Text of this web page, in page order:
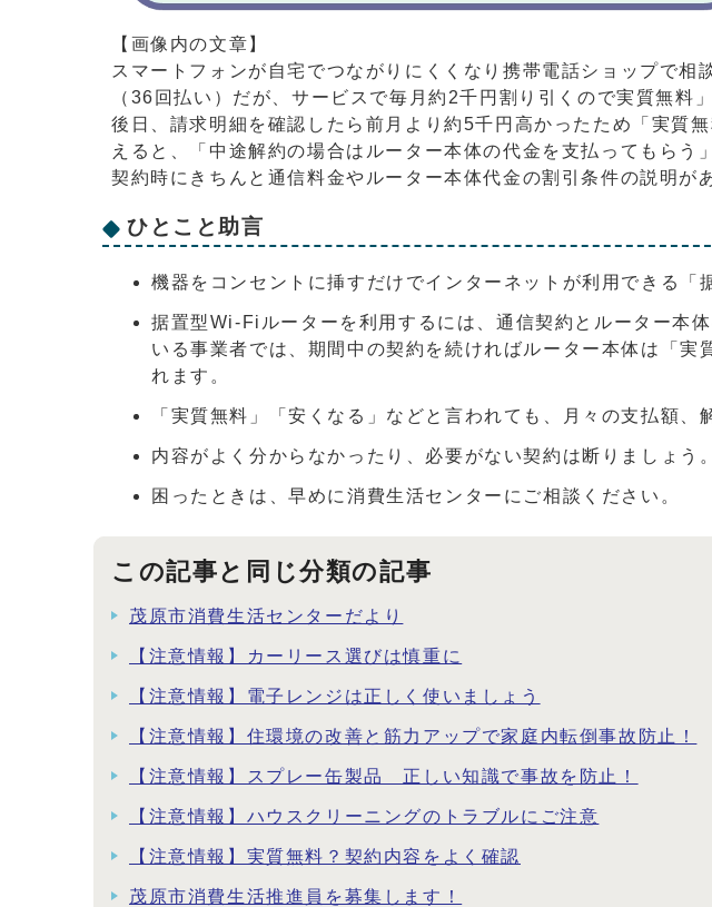
【画像内の文章】
スマートフォンが自宅でつながりにくくなり携帯電話ショップで
（36回払い）だが、サービスで毎月約2千円割り引くので実質無料
後日、請求明細を確認したら前月より約5千円高かったため「実質
えると、「中途解約の場合はルーター本体の代金を支払ってもらう
契約時にきちんと通信料金やルーター本体代金の割引条件の説明が
ひとこと助言
機器をコンセントに挿すだけでインターネットが利用できる
据置型Wi-Fiルーターを利用するには、通信契約とルーター本
いる事業者では、期間中の契約を続ければルーター本体は「
れます。
「実質無料」「安くなる」などと言われても、月々の支払額
内容がよく分からなかったり、必要がない契約は断りましょう。
困ったときは、早めに消費生活センターにご相談ください。
この記事と同じ分類の記事
茂原市消費生活センターだより
【注意情報】カーリース選びは慎重に
【注意情報】電子レンジは正しく使いましょう
【注意情報】住環境の改善と筋力アップで家庭内転倒事故防止！
【注意情報】スプレー缶製品 正しい知識で事故を防止！
【注意情報】ハウスクリーニングのトラブルにご注意
【注意情報】実質無料？契約内容をよく確認
茂原市消費生活推進員を募集します！